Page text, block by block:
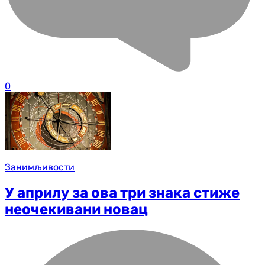
0
Занимљивости
У априлу за ова три знака стиже
неочекивани новац